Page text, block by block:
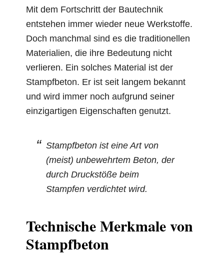
Mit dem Fortschritt der Bautechnik
entstehen immer wieder neue Werkstoffe.
Doch manchmal sind es die traditionellen
Materialien, die ihre Bedeutung nicht
verlieren. Ein solches Material ist der
Stampfbeton. Er ist seit langem bekannt
und wird immer noch aufgrund seiner
einzigartigen Eigenschaften genutzt.
Stampfbeton ist eine Art von
(meist) unbewehrtem Beton, der
durch Druckstöße beim
Stampfen verdichtet wird.
Technische Merkmale von
Stampfbeton